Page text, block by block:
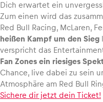
Fahrzeug
Dich erwartet ein
Zum einen wird das
Red Bull Racing, McLaren,
heißen Kampf um den Sieg
verspricht das
Fan Zones ein riesiges
Chance, live dabei zu sein
Atmosphäre am Red Bull
Sichere dir jetzt dein Ticket!